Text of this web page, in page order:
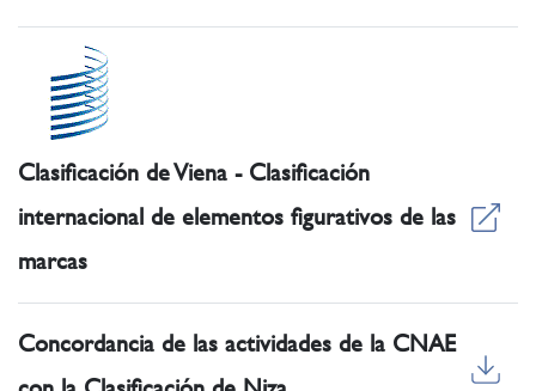
Clasificación de Viena - Clasificación
internacional de elementos figurativos de las
marcas
Concordancia de las actividades de la CNAE